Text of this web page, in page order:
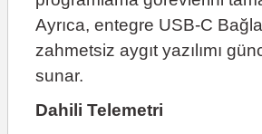
Ayrıca, entegre USB-C
zahmetsiz aygıt yazılımı
sunar.
Dahili Telemetri